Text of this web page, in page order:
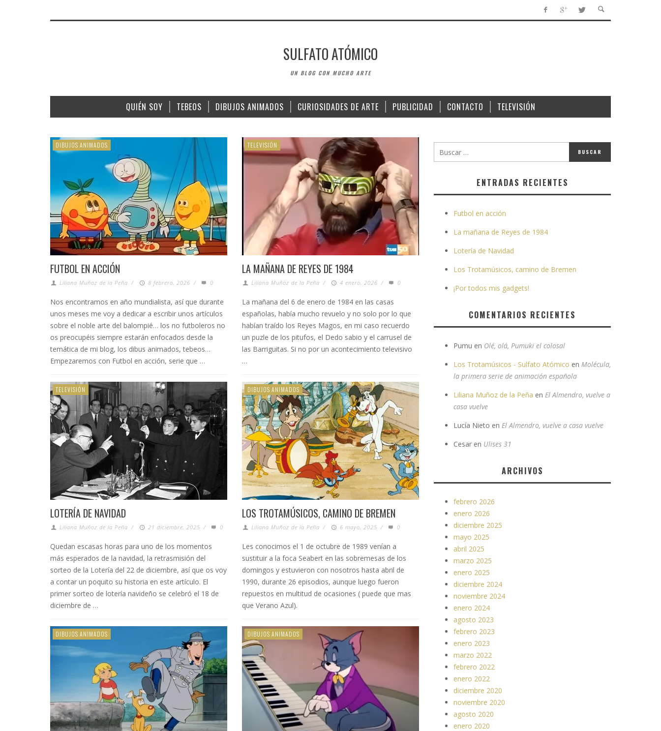
SULFATO ATÓMICO
UN BLOG CON MUCHO ARTE
QUIÉN SOY TEBEOS DIBUJOS ANIMADOS CURIOSIDADES DE ARTE PUBLICIDAD CONTACTO TELEVISIÓN
DIBUJOS ANIMADOS
FUTBOL EN ACCIÓN
Liliana Muñoz de la Peña / 8 febrero, 2026 / 0
Nos encontramos en año mundialista, así que durante
unos meses me voy a dedicar a escribir unos artículos
sobre el noble arte del balompié… los no futboleros no
os preocupéis siempre estarán enfocados desde la
temática de mi blog, los dibus animados, tebeos…
Empezaremos con Futbol en acción, serie que …
TELEVISIÓN
LA MAÑANA DE REYES DE 1984
Liliana Muñoz de la Peña / 4 enero, 2026 / 0
La mañana del 6 de enero de 1984 en las casas
españolas, había mucho revuelo y no solo por lo que
habían traído los Reyes Magos, en mi caso recuerdo
un puzle de los pitufos, el Dedo sabio y el carrusel de
las Barriguitas. Si no por un acontecimiento televisivo
…
TELEVISIÓN
LOTERÍA DE NAVIDAD
Liliana Muñoz de la Peña / 21 diciembre, 2025 / 0
Quedan escasas horas para uno de los momentos
más esperados de la navidad, la retrasmisión del
sorteo de la Lotería del 22 de diciembre, así que os voy
a contar un poquito su historia en este artículo. El
primer sorteo de lotería navideño se celebró el 18 de
diciembre de …
DIBUJOS ANIMADOS
LOS TROTAMÚSICOS, CAMINO DE BREMEN
Liliana Muñoz de la Peña / 6 mayo, 2025 / 0
Les conocimos el 1 de octubre de 1989 venían a
sustituir a la foca Seabert en las sobremesas de los
domingos y estuvieron con nosotros hasta abril de
1990, durante 26 episodios, aunque luego fueron
repuestos en multitud de ocasiones ( puede que mas
que Verano Azul).
DIBUJOS ANIMADOS DIBUJOS ANIMADOS
ENTRADAS RECIENTES
Futbol en acción
La mañana de Reyes de 1984
Lotería de Navidad
Los Trotamúsicos, camino de Bremen
¡Por todos mis gadgets!
COMENTARIOS RECIENTES
Pumu en Olé, olá, Pumuki el colosal
Los Trotamúsicos - Sulfato Atómico en Molécula,
la primera serie de animación española
Liliana Muñoz de la Peña en El Almendro, vuelve a
casa vuelve
Lucía Nieto en El Almendro, vuelve a casa vuelve
Cesar en Ulises 31
ARCHIVOS
febrero 2026
enero 2026
diciembre 2025
mayo 2025
abril 2025
marzo 2025
enero 2025
diciembre 2024
noviembre 2024
enero 2024
agosto 2023
febrero 2023
enero 2023
marzo 2022
febrero 2022
enero 2022
diciembre 2020
noviembre 2020
agosto 2020
enero 2020